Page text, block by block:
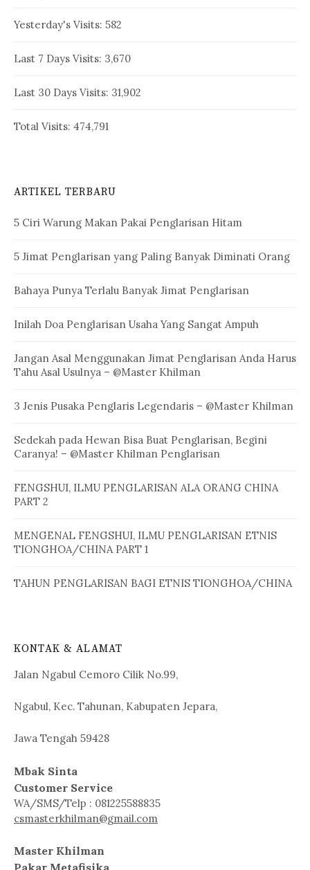
Yesterday's Visits: 582
Last 7 Days Visits: 3,670
Last 30 Days Visits: 31,902
Total Visits: 474,791
ARTIKEL TERBARU
5 Ciri Warung Makan Pakai Penglarisan Hitam
5 Jimat Penglarisan yang Paling Banyak Diminati Orang
Bahaya Punya Terlalu Banyak Jimat Penglarisan
Inilah Doa Penglarisan Usaha Yang Sangat Ampuh
Jangan Asal Menggunakan Jimat Penglarisan Anda Harus
Tahu Asal Usulnya – @Master Khilman
3 Jenis Pusaka Penglaris Legendaris – @Master Khilman
Sedekah pada Hewan Bisa Buat Penglarisan, Begini
Caranya! – @Master Khilman Penglarisan
FENGSHUI, ILMU PENGLARISAN ALA ORANG CHINA
PART 2
MENGENAL FENGSHUI, ILMU PENGLARISAN ETNIS
TIONGHOA/CHINA PART 1
TAHUN PENGLARISAN BAGI ETNIS TIONGHOA/CHINA
KONTAK & ALAMAT
Jalan Ngabul Cemoro Cilik No.99,
Ngabul, Kec. Tahunan, Kabupaten Jepara,
Jawa Tengah 59428
Mbak Sinta
Customer Service
WA/SMS/Telp : 081225588835
csmasterkhilman@gmail.com
Master Khilman